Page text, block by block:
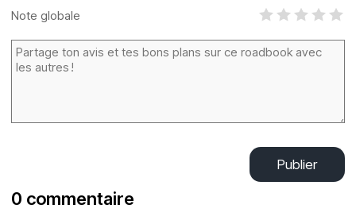
Note globale
Publier
0 commentaire